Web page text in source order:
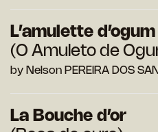
L’amulette d’ogum
(O Amuleto de
by Nelson PEREIRA DOS
La Bouche d’or